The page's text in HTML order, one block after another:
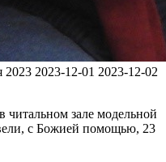
2023 2023-12-01 2023-12-02
читальном зале модельной
с Божией помощью, 23